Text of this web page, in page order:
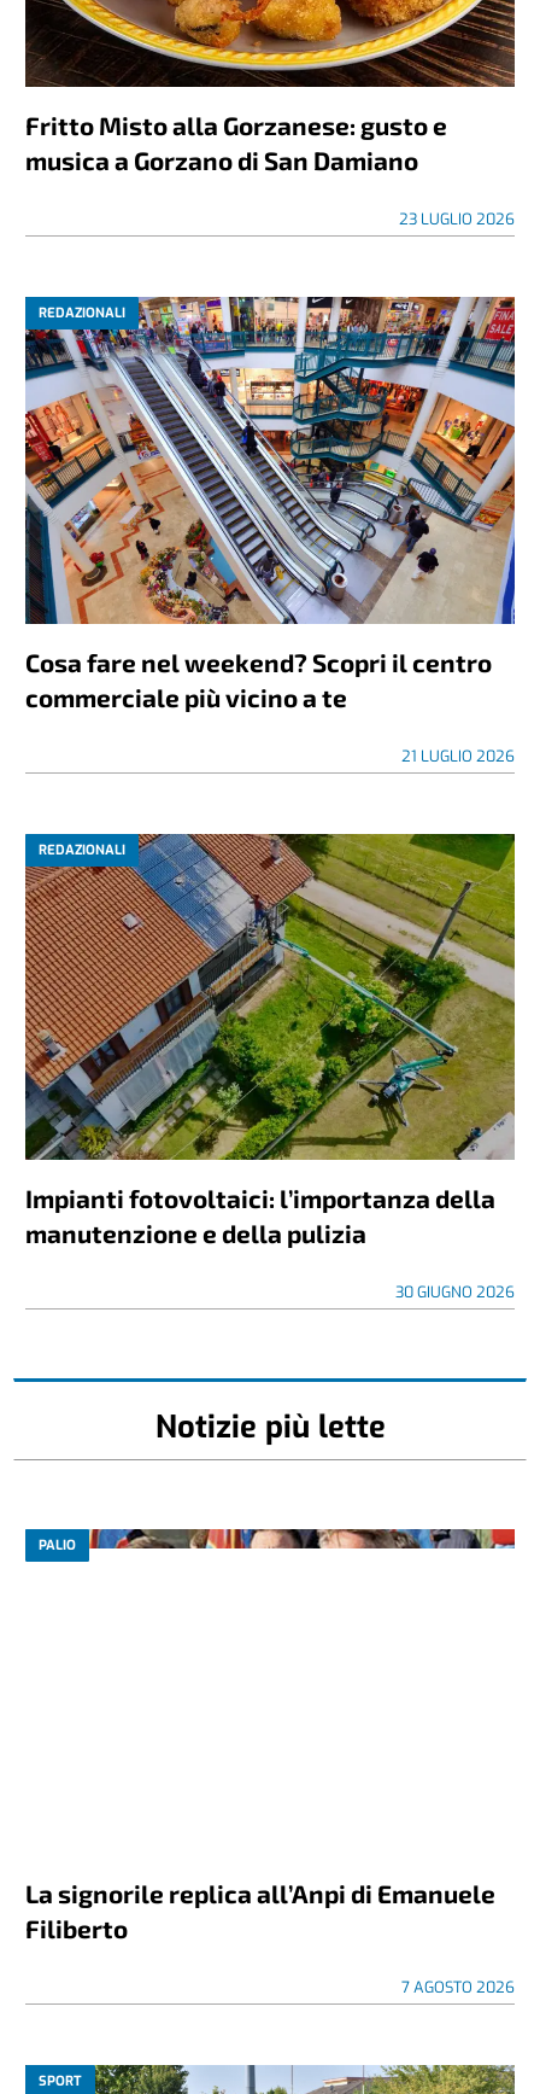
Fritto Misto alla Gorzanese: gusto e
musica a Gorzano di San Damiano
23 LUGLIO 2026
REDAZIONALI
Cosa fare nel weekend? Scopri il centro
commerciale più vicino a te
21 LUGLIO 2026
REDAZIONALI
Impianti fotovoltaici: l’importanza della
manutenzione e della pulizia
30 GIUGNO 2026
Notizie più lette
PALIO
La signorile replica all’Anpi di Emanuele
Filiberto
7 AGOSTO 2026
SPORT